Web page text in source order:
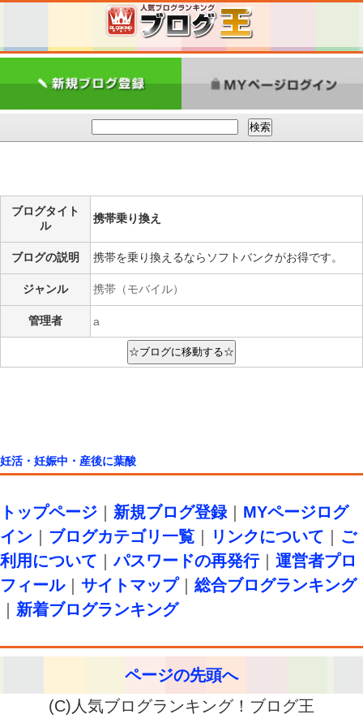
ブログタイト
ル
携帯乗り換え
ブログの説明 携帯を乗り換えるならソフトバンクがお得です。
ジャンル 携帯（モバイル）
管理者 a
妊活・妊娠中・産後に葉酸
トップページ 新規ブログ登録｜ MYページログ
イン
ブログカテゴリ一覧 リンクについて
ご
利用について ｜パスワードの再発行｜ 運営者プロ
フィール｜ サイトマップ｜ 総合ブログランキング
新着ブログランキング
ページの先頭へ
(C)人気ブログランキング！ブログ王